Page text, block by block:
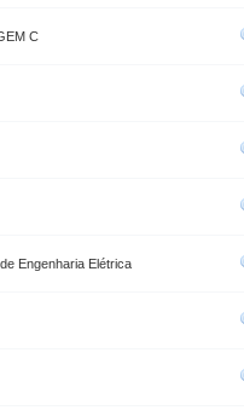
C
Engenharia Elétrica